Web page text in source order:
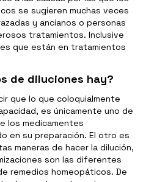
se sugieren muchas veces
y ancianos o personas
tratamientos. Inclusive
que están en tratamientos
de diluciones hay?
que lo que coloquialmente
es únicamente uno de
los medicamentes
en su preparación. El otro es
maneras de hacer la dilución,
son las diferentes
remedios homeopáticos. De